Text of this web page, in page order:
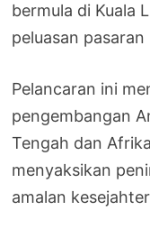
bermula di Kuala
peluasan
Pelancaran ini
pengembangan
Tengah dan
menyaksikan
amalan